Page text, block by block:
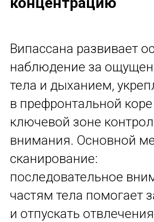
Випассана развивает
наблюдение за
тела и дыханием,
в префронтальной
ключевой зоне
внимания. Основной
сканирование:
последовательное
частям тела помогает
и отпускать